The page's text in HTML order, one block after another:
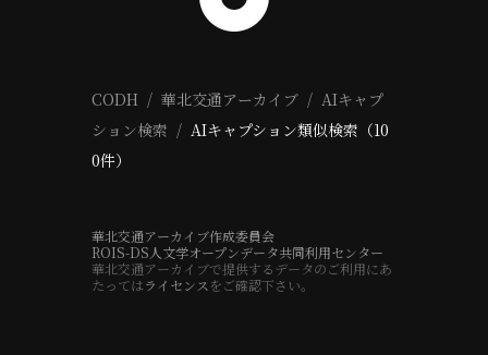
CODH 華北交通アーカイブ
AIキャプ
ション検索
AIキャプション類似検索（10
0件）
華北交通アーカイブ作成委員会
ROIS-DS人文学オープンデータ共同利用センター
華北交通アーカイブで提供するデータのご利用にあ
たってはライセンス をご確認下さい。